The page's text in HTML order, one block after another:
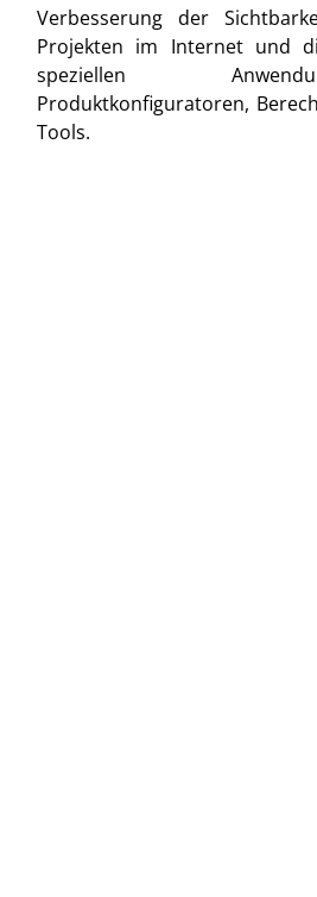
Verbesserung der
Projekten im Internet und
speziellen
Produktkonfiguratoren,
Tools.